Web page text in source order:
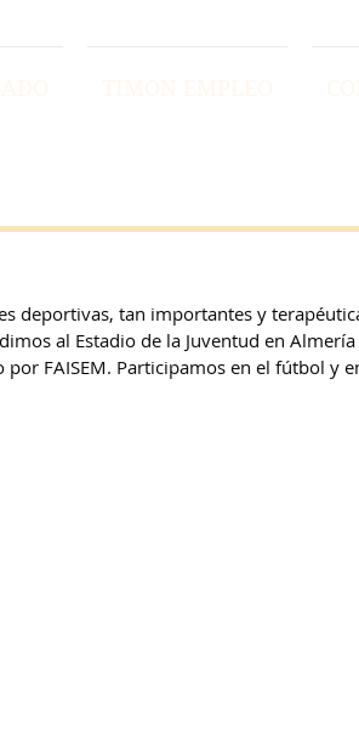
deportivas, tan importantes y
al Estadio de la Juventud en
FAISEM. Participamos en el fútbol y